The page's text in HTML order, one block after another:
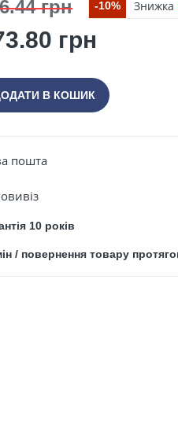
грн -10% Знижка
грн
В КОШИК
пошта
10 років
/ повернення товару